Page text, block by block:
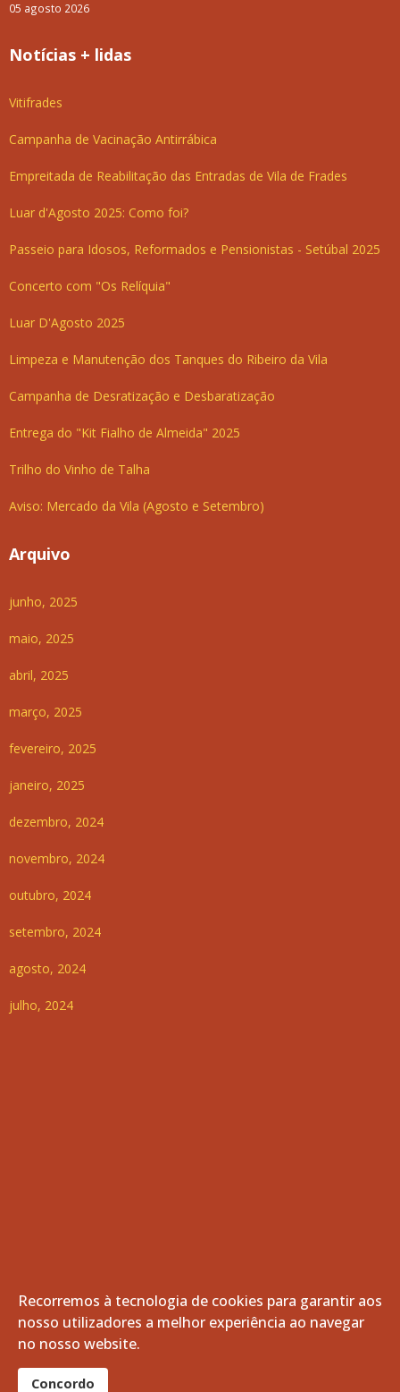
05 agosto 2026
Notícias + lidas
Vitifrades
Campanha de Vacinação Antirrábica
Empreitada de Reabilitação das Entradas de Vila de Frades
Luar d'Agosto 2025: Como foi?
Passeio para Idosos, Reformados e Pensionistas - Setúbal 2025
Concerto com "Os Relíquia"
Luar D'Agosto 2025
Limpeza e Manutenção dos Tanques do Ribeiro da Vila
Campanha de Desratização e Desbaratização
Entrega do "Kit Fialho de Almeida" 2025
Trilho do Vinho de Talha
Aviso: Mercado da Vila (Agosto e Setembro)
Arquivo
junho, 2025
maio, 2025
abril, 2025
março, 2025
fevereiro, 2025
janeiro, 2025
dezembro, 2024
novembro, 2024
outubro, 2024
setembro, 2024
agosto, 2024
julho, 2024
© 2026 Freguesia de Vila de Frades. Todos os direitos
reservados.
Recorremos à tecnologia de cookies para garantir aos
nosso utilizadores a melhor experiência ao navegar
no nosso website.
Concordo